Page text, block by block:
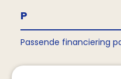
P
Passende financiering